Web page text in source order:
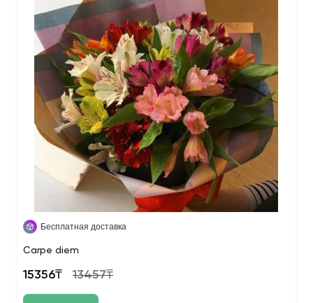
Бесплатная доставка
Carpe diem
15356₸ 13457₸